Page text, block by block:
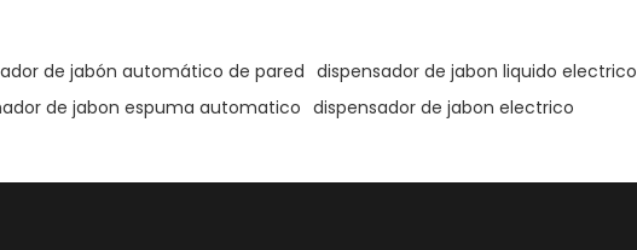
de jabón automático de pared dispensador de jabon liquido electrico
de jabon espuma automatico dispensador de jabon electrico